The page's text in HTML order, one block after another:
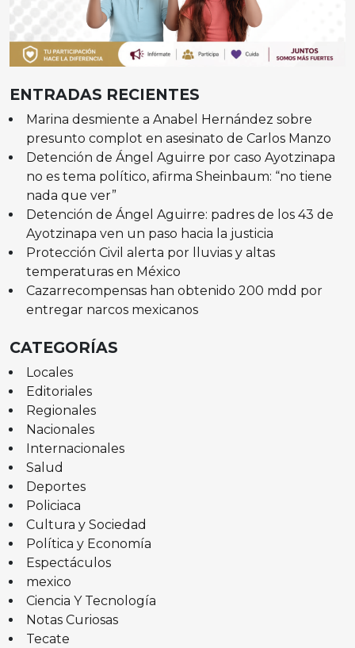
ENTRADAS RECIENTES
Marina desmiente a Anabel Hernández sobre
presunto complot en asesinato de Carlos Manzo
Detención de Ángel Aguirre por caso Ayotzinapa
no es tema político, afirma Sheinbaum: “no tiene
nada que ver”
Detención de Ángel Aguirre: padres de los 43 de
Ayotzinapa ven un paso hacia la justicia
Protección Civil alerta por lluvias y altas
temperaturas en México
Cazarrecompensas han obtenido 200 mdd por
entregar narcos mexicanos
CATEGORÍAS
Locales
Editoriales
Regionales
Nacionales
Internacionales
Salud
Deportes
Policiaca
Cultura y Sociedad
Política y Economía
Espectáculos
mexico
Ciencia Y Tecnología
Notas Curiosas
Tecate